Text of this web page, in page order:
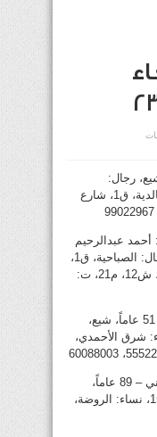
– 69 عاماً، شيع، رجال:
الصليبيخات، ق3، ش7، م8، نساء: الخالدية، ق1، شارع
أحمد عبدالرحيم
محمد الهولي – 55 عاماً، شيعت، الرجال: الصباحية، ق1،
شارع9، م308، نساء: جابر العلي، ق7، ش12، م21، ت:
بسام عبدالله علي عبدالله الكندري – 51 عاماً، شيع،
شرق الأحمدي،
عبدالوهاب إبراهيم عبدالوهاب العدواني – 89 عاماً،
شيع، الرجال: الروضة، ق1، ش13، م15، نساء: الروضة،